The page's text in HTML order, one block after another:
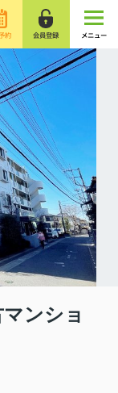
約 会員登録 メニュー
ンショ